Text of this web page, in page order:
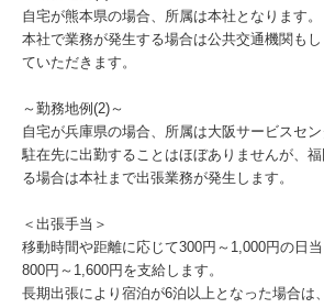
自宅が熊本県の場合、所属は本社となります。
本社で業務が発生する場合は公共交通機関も
ていただきます。
～勤務地例(2)～
自宅が兵庫県の場合、所属は大阪サービスセン
駐在先に出勤することはほぼありませんが、
る場合は本社まで出張業務が発生します。
＜出張手当＞
移動時間や距離に応じて300円～1,000円の日
800円～1,600円を支給します。
長期出張により宿泊が6泊以上となった場合は